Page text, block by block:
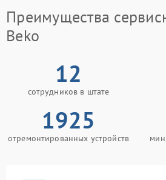
Преимущества
Beko
12
сотрудников в штате
1925
отремонтированных устройств